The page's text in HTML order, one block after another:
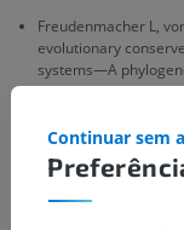
Freudenmacher L,
evolutionary
systems—A
Comp Neurol. 2020.
Lecca S, Meye FJ,
depression: an
Neurosci. 2014.
Continuar sem